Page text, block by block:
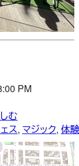
PM
む
ス, マジック, 体験